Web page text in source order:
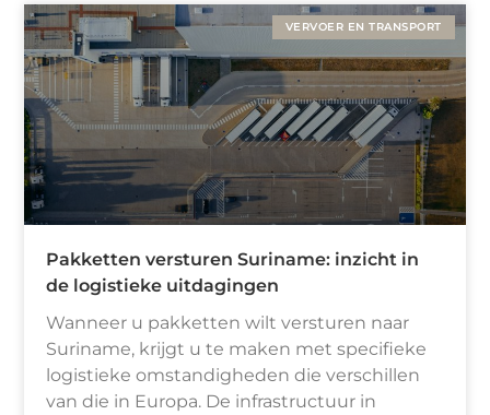
VERVOER EN TRANSPORT
Pakketten versturen Suriname: inzicht in
de logistieke uitdagingen
Wanneer u pakketten wilt versturen naar
Suriname, krijgt u te maken met specifieke
logistieke omstandigheden die verschillen
van die in Europa. De infrastructuur in